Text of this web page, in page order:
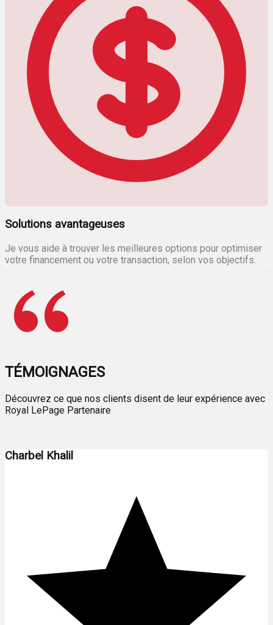
Solutions avantageuses
Je vous aide à trouver les meilleures options pour optimiser
votre financement ou votre transaction, selon vos objectifs.
TÉMOIGNAGES
Découvrez ce que nos clients disent de leur expérience avec
Royal LePage Partenaire
Charbel Khalil